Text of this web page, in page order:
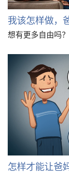
我该怎样做，
想有更多自由吗
怎样才能让爸